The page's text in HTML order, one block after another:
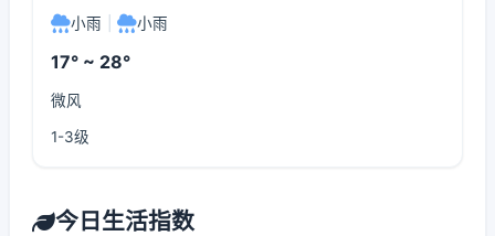
小雨 小雨
17° ~ 28°
微风
1-3级
今日生活指数